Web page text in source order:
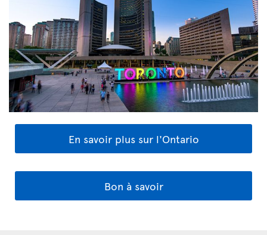
En savoir plus sur l'Ontario
Bon à savoir